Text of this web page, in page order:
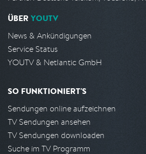
ÜBER YOUTV
News & Ankündigungen
Service Status
YOUTV & Netlantic GmbH
SO FUNKTIONIERT'S
Sendungen online aufzeichnen
TV Sendungen ansehen
TV Sendungen downloaden
Suche im TV Programm